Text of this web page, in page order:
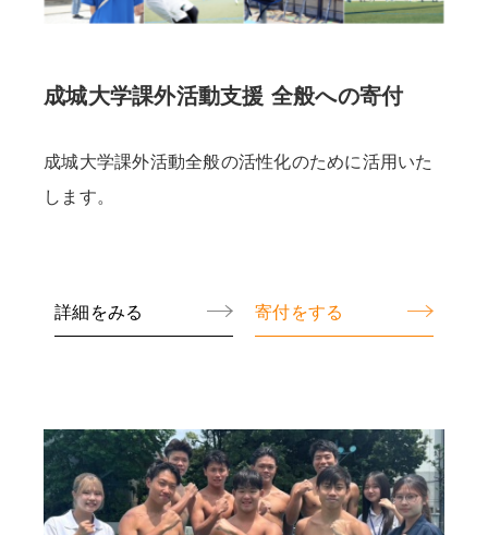
成城大学課外活動支援 全般への寄付
成城大学課外活動全般の活性化のために活用いた
します。
詳細をみる 寄付をする